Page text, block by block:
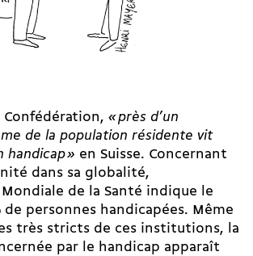
Confédération,« près d’un
de la population résidente vit
handicap » en Suisse. Concernant
dans sa globalité,
Mondiale de la Santé indique le
de personnes handicapées. Même
très stricts de ces institutions, la
par le handicap apparaît